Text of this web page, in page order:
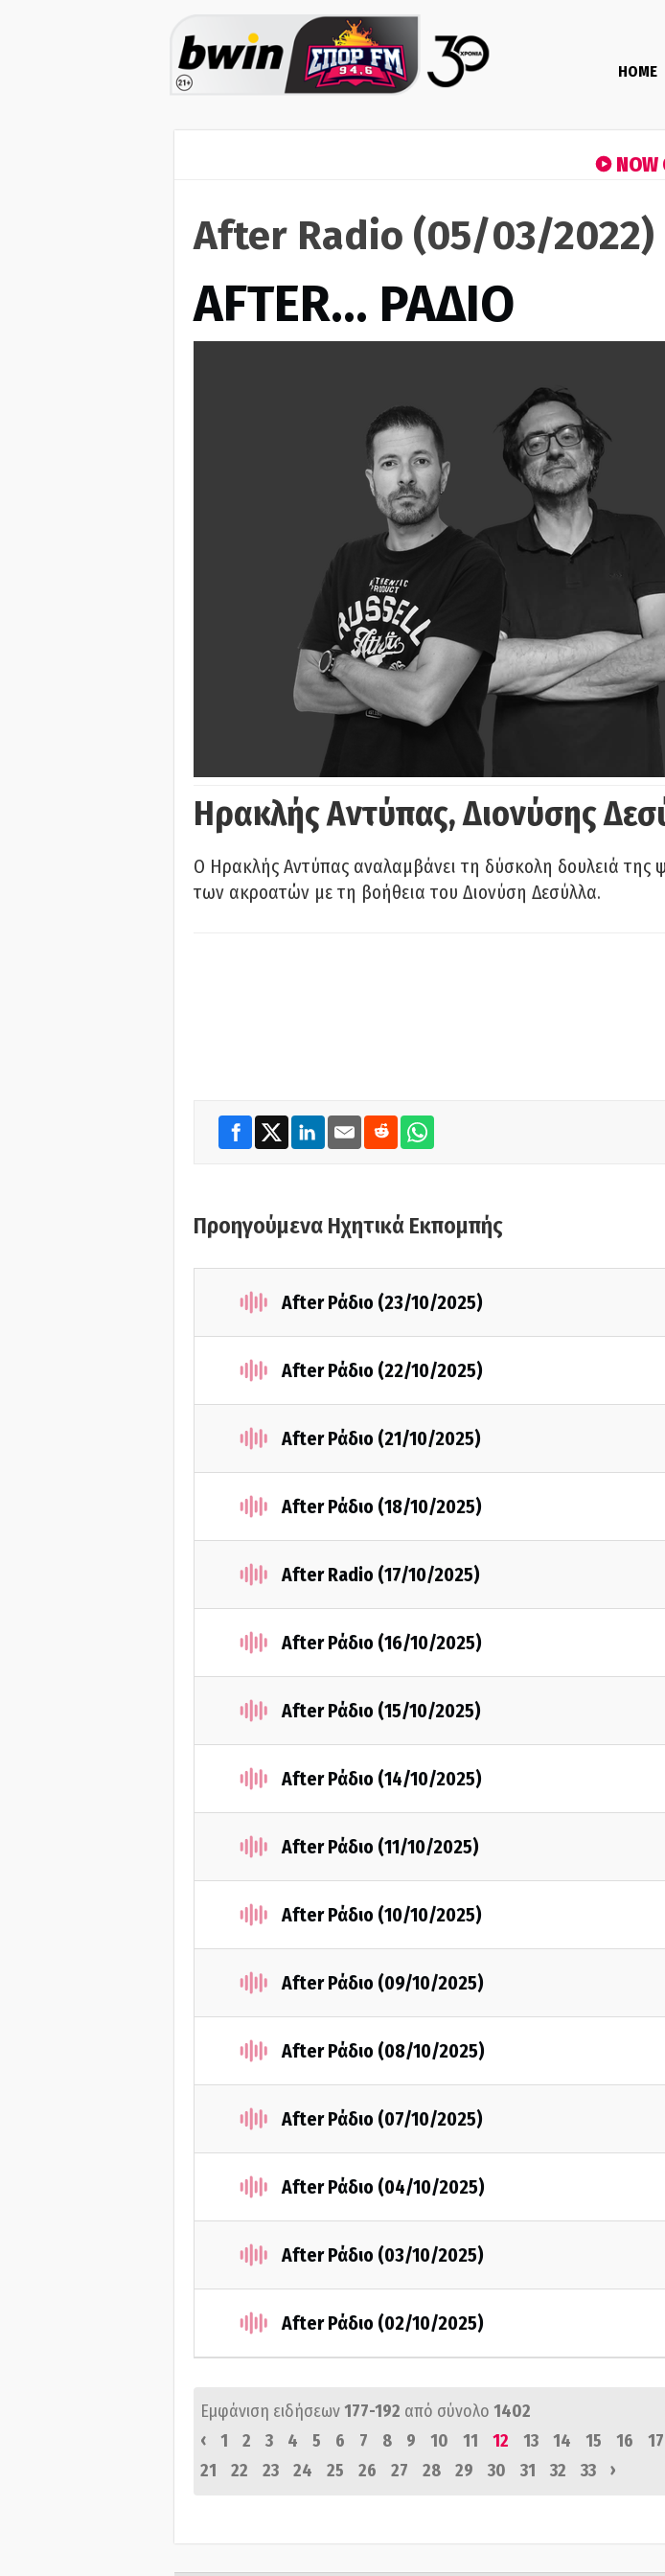
HOME
NOW
After Radio (05/03/2022)
AFTER… ΡΑΔΙΟ
Ηρακλής Αντύπας, Διονύσης
Ο Ηρακλής Αντύπας αναλαμβάνει τη δύσκολη δουλειά της
των ακροατών με τη βοήθεια του Διονύση Δεσύλλα.
Προηγούμενα Ηχητικά Εκπομπής
After Ράδιο (23/10/2025)
After Ράδιο (22/10/2025)
After Ράδιο (21/10/2025)
After Ράδιο (18/10/2025)
After Radio (17/10/2025)
After Ράδιο (16/10/2025)
After Ράδιο (15/10/2025)
After Ράδιο (14/10/2025)
After Ράδιο (11/10/2025)
After Ράδιο (10/10/2025)
After Ράδιο (09/10/2025)
After Ράδιο (08/10/2025)
After Ράδιο (07/10/2025)
After Ράδιο (04/10/2025)
After Ράδιο (03/10/2025)
After Ράδιο (02/10/2025)
Εμφάνιση ειδήσεων177-192 από σύνολο 1402
‹
1 2 3 4 5 6 7 8 9 10 11 12 13 14 15 16 17
21
22 23 24 25 26 27 28 29 30 31 32 33 ›